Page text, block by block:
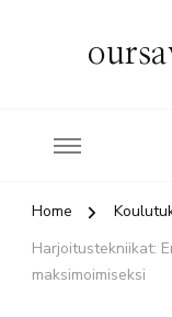
Home
Harjoitustekniikat:
maksimoimiseksi